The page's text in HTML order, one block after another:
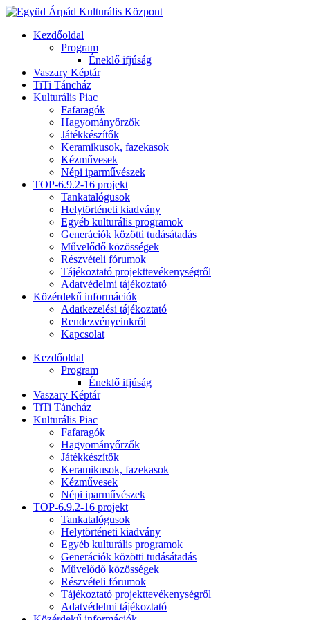
Kezdőoldal
Program
Éneklő ifjúság
Vaszary Képtár
TiTi Táncház
Kulturális Piac
Fafaragók
Hagyományőrzők
Játékkészítők
Keramikusok, fazekasok
Kézművesek
Népi iparművészek
TOP-6.9.2-16 projekt
Tankatalógusok
Helytörténeti kiadvány
Egyéb kulturális programok
Generációk közötti tudásátadás
Művelődő közösségek
Részvételi fórumok
Tájékoztató projekttevékenységről
Adatvédelmi tájékoztató
Közérdekű információk
Adatkezelési tájékoztató
Rendezvényeinkről
Kapcsolat
Kezdőoldal
Program
Éneklő ifjúság
Vaszary Képtár
TiTi Táncház
Kulturális Piac
Fafaragók
Hagyományőrzők
Játékkészítők
Keramikusok, fazekasok
Kézművesek
Népi iparművészek
TOP-6.9.2-16 projekt
Tankatalógusok
Helytörténeti kiadvány
Egyéb kulturális programok
Generációk közötti tudásátadás
Művelődő közösségek
Részvételi fórumok
Tájékoztató projekttevékenységről
Adatvédelmi tájékoztató